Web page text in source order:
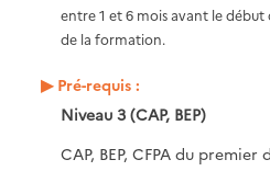
entre 1 et 6 mois avant le début
de la formation.
Pré-requis :
Niveau 3 (CAP, BEP)
CAP, BEP, CFPA du premier